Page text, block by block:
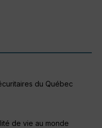
du Québec
de vie au monde